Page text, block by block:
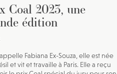
Coal 2023, une
édition
Fabiana Ex-Souza, elle est née
et vit et travaille à Paris. Elle a reçu